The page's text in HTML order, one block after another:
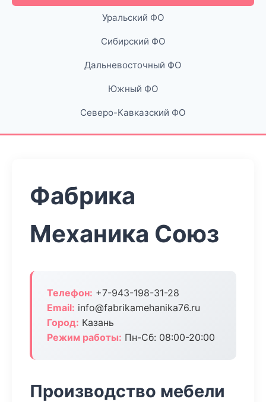
Уральский ФО
Сибирский ФО
Дальневосточный ФО
Южный ФО
Северо-Кавказский ФО
Фабрика
Механика Союз
Телефон: +7-943-198-31-28
Email: info@fabrikamehanika76.ru
Город: Казань
Режим работы: Пн-Сб: 08:00-20:00
Производство мебели